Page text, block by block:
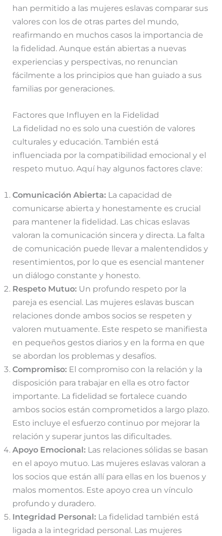
han permitido a las mujeres eslavas comparar sus
valores con los de otras partes del mundo,
reafirmando en muchos casos la importancia de
la fidelidad. Aunque están abiertas a nuevas
experiencias y perspectivas, no renuncian
fácilmente a los principios que han guiado a sus
familias por generaciones.
Factores que Influyen en la Fidelidad
La fidelidad no es solo una cuestión de valores
culturales y educación. También está
influenciada por la compatibilidad emocional y el
respeto mutuo. Aquí hay algunos factores clave:
Comunicación Abierta: La capacidad de
comunicarse abierta y honestamente es crucial
para mantener la fidelidad. Las chicas eslavas
valoran la comunicación sincera y directa. La falta
de comunicación puede llevar a malentendidos y
resentimientos, por lo que es esencial mantener
un diálogo constante y honesto.
Respeto Mutuo: Un profundo respeto por la
pareja es esencial. Las mujeres eslavas buscan
relaciones donde ambos socios se respeten y
valoren mutuamente. Este respeto se manifiesta
en pequeños gestos diarios y en la forma en que
se abordan los problemas y desafíos.
Compromiso: El compromiso con la relación y la
disposición para trabajar en ella es otro factor
importante. La fidelidad se fortalece cuando
ambos socios están comprometidos a largo plazo.
Esto incluye el esfuerzo continuo por mejorar la
relación y superar juntos las dificultades.
Apoyo Emocional: Las relaciones sólidas se basan
en el apoyo mutuo. Las mujeres eslavas valoran a
los socios que están allí para ellas en los buenos y
malos momentos. Este apoyo crea un vínculo
profundo y duradero.
Integridad Personal: La fidelidad también está
ligada a la integridad personal. Las mujeres